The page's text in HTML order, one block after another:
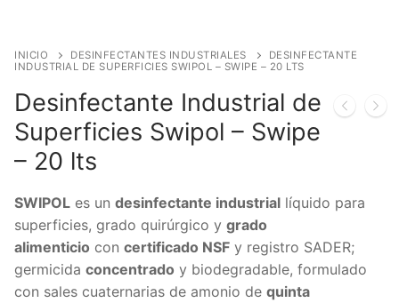
INICIO DESINFECTANTES INDUSTRIALES
DESINFECTANTE
INDUSTRIAL DE SUPERFICIES SWIPOL – SWIPE – 20 LTS
Desinfectante Industrial de
Superficies Swipol – Swipe
– 20 lts
SWIPOL es un desinfectante industrial líquido para
superficies, grado quirúrgico y grado
alimenticio con certificado NSF y registro SADER;
germicida concentrado y biodegradable, formulado
con sales cuaternarias de amonio de quinta